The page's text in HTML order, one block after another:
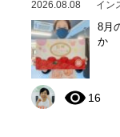
2026.08.08 イン
8月
か
16